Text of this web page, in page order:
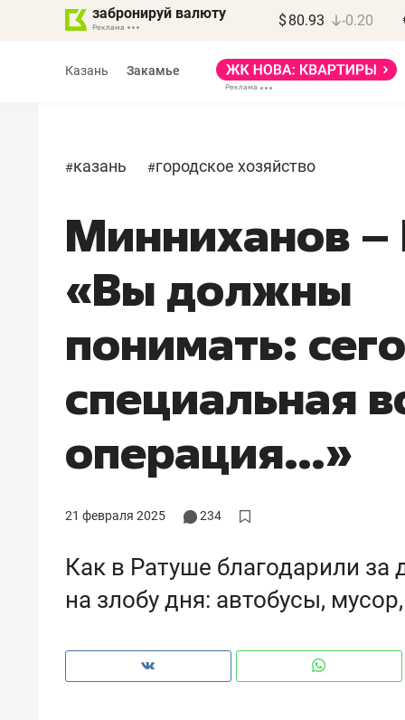
забронируй валюту $ 80.93 -0.20
Казань Закамье
#казань #городское хозяйство
Минниханов –
«Вы должны
понимать:
специальная
операция…»
21 февраля 2025 234
Как в Ратуше благодарили
на злобу дня: автобусы,
Василь Мазитов
МАРТ
«Не зная местных
потерять минимум
Как бизнесу выйти на зарубежные